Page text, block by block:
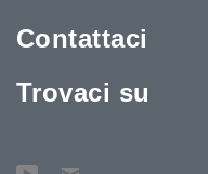
Contattaci
Trovaci su